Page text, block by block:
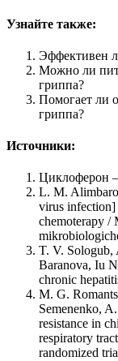
Узнайте также:
Эффективен
Можно ли
гриппа?
Помогает ли
гриппа?
Источники:
Циклоферон
L. M.
virus
chemoterapy /
T. V. Sologub,
Baranova, Iu
chronic
M. G.
Semenenko,
resistance in
respiratory
randomized